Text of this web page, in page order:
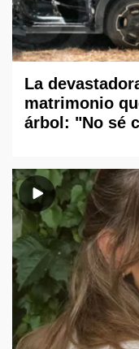
La
matrimonio
árbol: "No sé